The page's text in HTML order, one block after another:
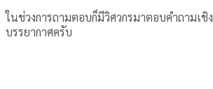
ในช่วงการถามตอบก็มีวิศวกรมาตอบคำถามเ
บรรยากาศครับ